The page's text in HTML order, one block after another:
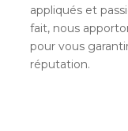
appliqués et
fait, nous
pour vous
réputation.